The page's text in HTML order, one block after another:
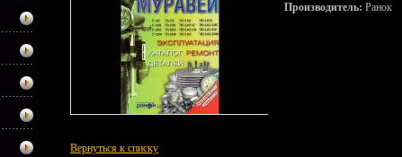
Производитель: Ранок
Вернуться к списку